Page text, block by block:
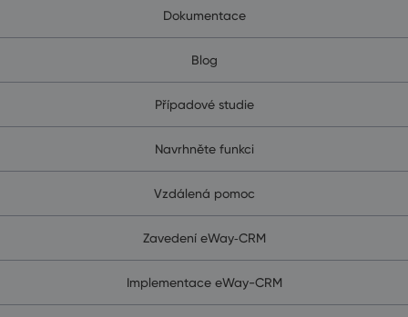
Dokumentace
Blog
Případové studie
Navrhněte funkci
Vzdálená pomoc
Zavedení eWay‑CRM
Implementace eWay-CRM